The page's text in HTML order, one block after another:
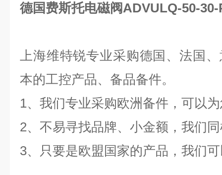
德国费斯托电磁阀ADVULQ-50-
上海维特锐专业采购德国、法国
本的工控产品、备品备件。
1、我们专业采购欧洲备件，可以
2、不易寻找品牌、小金额，我们
3、只要是欧盟国家的产品，我们